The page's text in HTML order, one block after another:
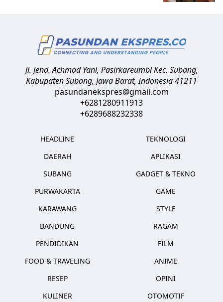
Jl. Jend. Achmad Yani, Pasirkareumbi Kec. Subang,
Kabupaten Subang, Jawa Barat,Indonesia41211
pasundanekspres@gmail.com
+6281280911913
+6289688232338
HEADLINE
DAERAH
SUBANG
PURWAKARTA
KARAWANG
BANDUNG
PENDIDIKAN
FOOD & TRAVELING
RESEP
KULINER
TEKNOLOGI
APLIKASI
GADGET & TEKNO
GAME
STYLE
RAGAM
FILM
ANIME
OPINI
OTOMOTIF